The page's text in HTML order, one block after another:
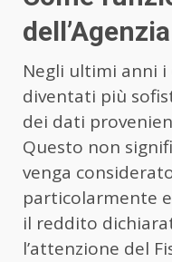
Negli ultimi anni i
diventati più
dei dati
Questo non
venga
particolarmente
il reddito
l’attenzione del